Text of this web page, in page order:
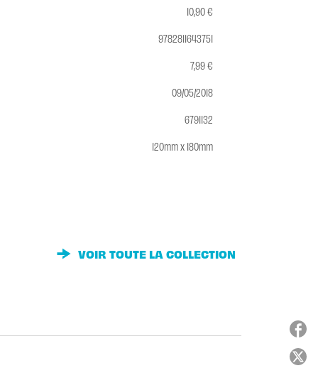
10,90 €
9782811643751
7,99 €
09/05/2018
6791132
120mm x 180mm
VOIR TOUTE LA COLLECTION